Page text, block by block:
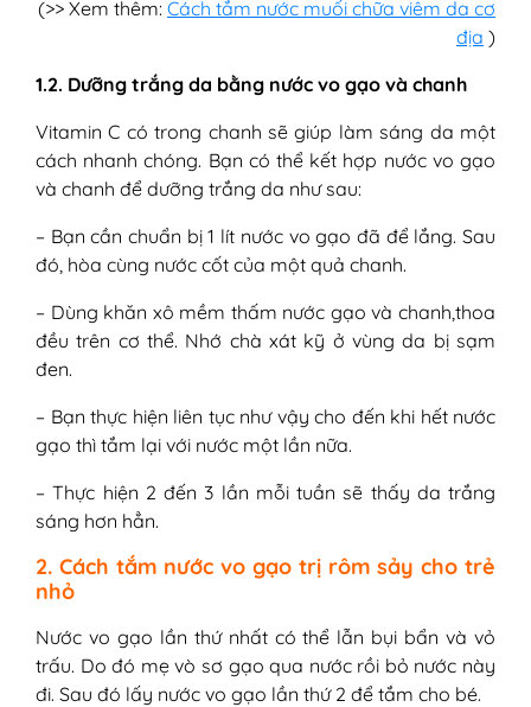
(>> Xem thêm: Cách tắm nước muối chữa viêm da cơ
địa )
1.2. Dưỡng trắng da bằng nước vo gạo và chanh
Vitamin C có trong chanh sẽ giúp làm sáng da một
cách nhanh chóng. Bạn có thể kết hợp nước vo gạo
và chanh để dưỡng trắng da như sau:
– Bạn cần chuẩn bị 1 lít nước vo gạo đã để lắng. Sau
đó, hòa cùng nước cốt của một quả chanh.
– Dùng khăn xô mềm thấm nước gạo và chanh,thoa
đều trên cơ thể. Nhớ chà xát kỹ ở vùng da bị sạm
đen.
– Bạn thực hiện liên tục như vậy cho đến khi hết nước
gạo thì tắm lại với nước một lần nữa.
– Thực hiện 2 đến 3 lần mỗi tuần sẽ thấy da trắng
sáng hơn hẳn.
2. Cách tắm nước vo gạo trị rôm sảy cho trẻ
nhỏ
Nước vo gạo lần thứ nhất có thể lẫn bụi bẩn và vỏ
trấu. Do đó mẹ vò sơ gạo qua nước rồi bỏ nước này
đi. Sau đó lấy nước vo gạo lần thứ 2 để tắm cho bé.